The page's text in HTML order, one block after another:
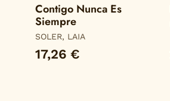
Contigo Nunca Es
Siempre
SOLER, LAIA
17,26 €